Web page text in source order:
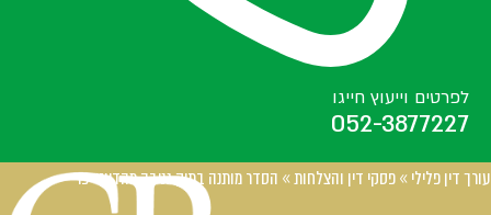
לפרטים וייעוץ חייגו
052-3877227
עורך דין פלילי»פסקי דין והצלחות» הסדר מותנה בתיק גניבה מהדיוטי פרי